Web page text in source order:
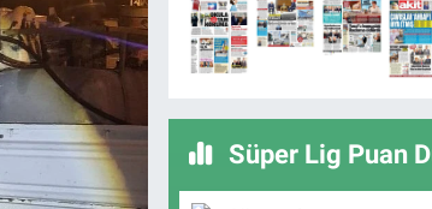
Süper Lig Puan